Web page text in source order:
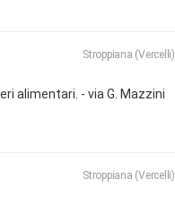
Stroppiana (Vercelli)
alimentari. - via G. Mazzini
Stroppiana (Vercelli)